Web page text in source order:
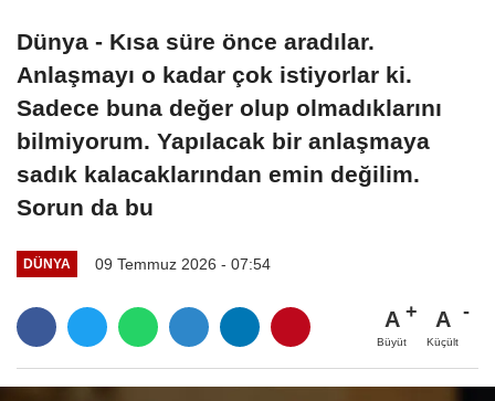
Dünya - Kısa süre önce aradılar.
Anlaşmayı o kadar çok istiyorlar ki.
Sadece buna değer olup olmadıklarını
bilmiyorum. Yapılacak bir anlaşmaya
sadık kalacaklarından emin değilim.
Sorun da bu
DÜNYA 09 Temmuz 2026 - 07:54
A
Büyüt
A
Küçült